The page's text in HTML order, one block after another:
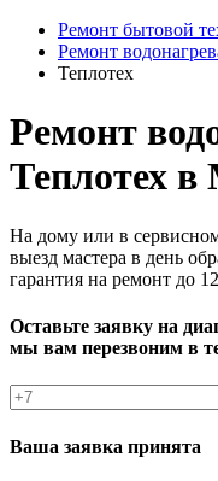
Ремонт бытовой
Ремонт
Теплотех
Ремонт
Теплотех
На дому или в
выезд мастера в день
гарантия на ремонт до
Оставьте заявку на
мы вам перезвоним в
Ваша заявка принята